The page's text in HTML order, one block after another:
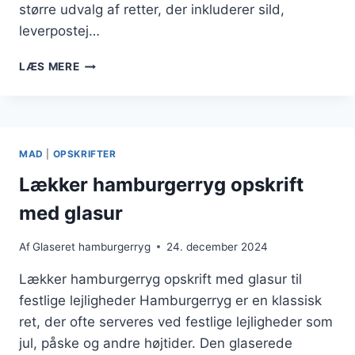
større udvalg af retter, der inkluderer sild,
leverpostej…
LÆS MEREGLASERET
MAD OPSKRIFTER
Lækker hamburgerryg opskrift
med glasur
AfGlaseret hamburgerryg 24. december 2024
Lækker hamburgerryg opskrift med glasur til
festlige lejligheder Hamburgerryg er en klassisk
ret, der ofte serveres ved festlige lejligheder som
jul, påske og andre højtider. Den glaserede